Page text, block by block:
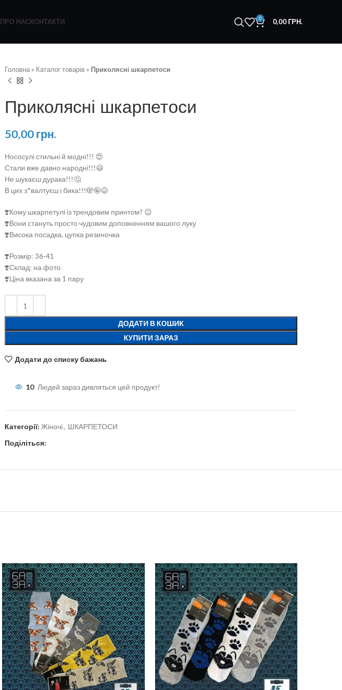
ПРО НАСКОНТАКТИ 0 0,00ГРН.
Головна » Каталог товарів » Приколясні шкарпетоси
Приколясні шкарпетоси
50,00грн.
Нососулі стильні й модні!!! 😍
Стали вже давно народні!!!😃
Не шукаєш дурака!!!🤔
В цих з*валтуєш і бика!!!🫣🤪😅
❣️Кому шкарпетулі із трендовим принтом? 😉
❣️Вони стануть просто чудовим доповненням вашого луку
❣️Висока посадка, цупка резиночка
❣️Розмір: 36-41
❣️Склад: на фото
❣️Ціна вказана за 1 пару
ДОДАТИ В КОШИК
КУПИТИ ЗАРАЗ
Додати до списку бажань
10 Людей зараз дивляться цей продукт!
Категорії: Жіночі, ШКАРПЕТОСИ
Поділіться: